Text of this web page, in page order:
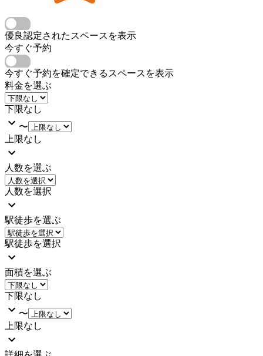
優良認定されたスペースを表示
今すぐ予約
今すぐ予約を確定できるスペースを表示
料金を選ぶ
下限なし
〜
上限なし
人数を選ぶ
人数を選択
駅徒歩を選ぶ
駅徒歩を選択
面積を選ぶ
下限なし
〜
上限なし